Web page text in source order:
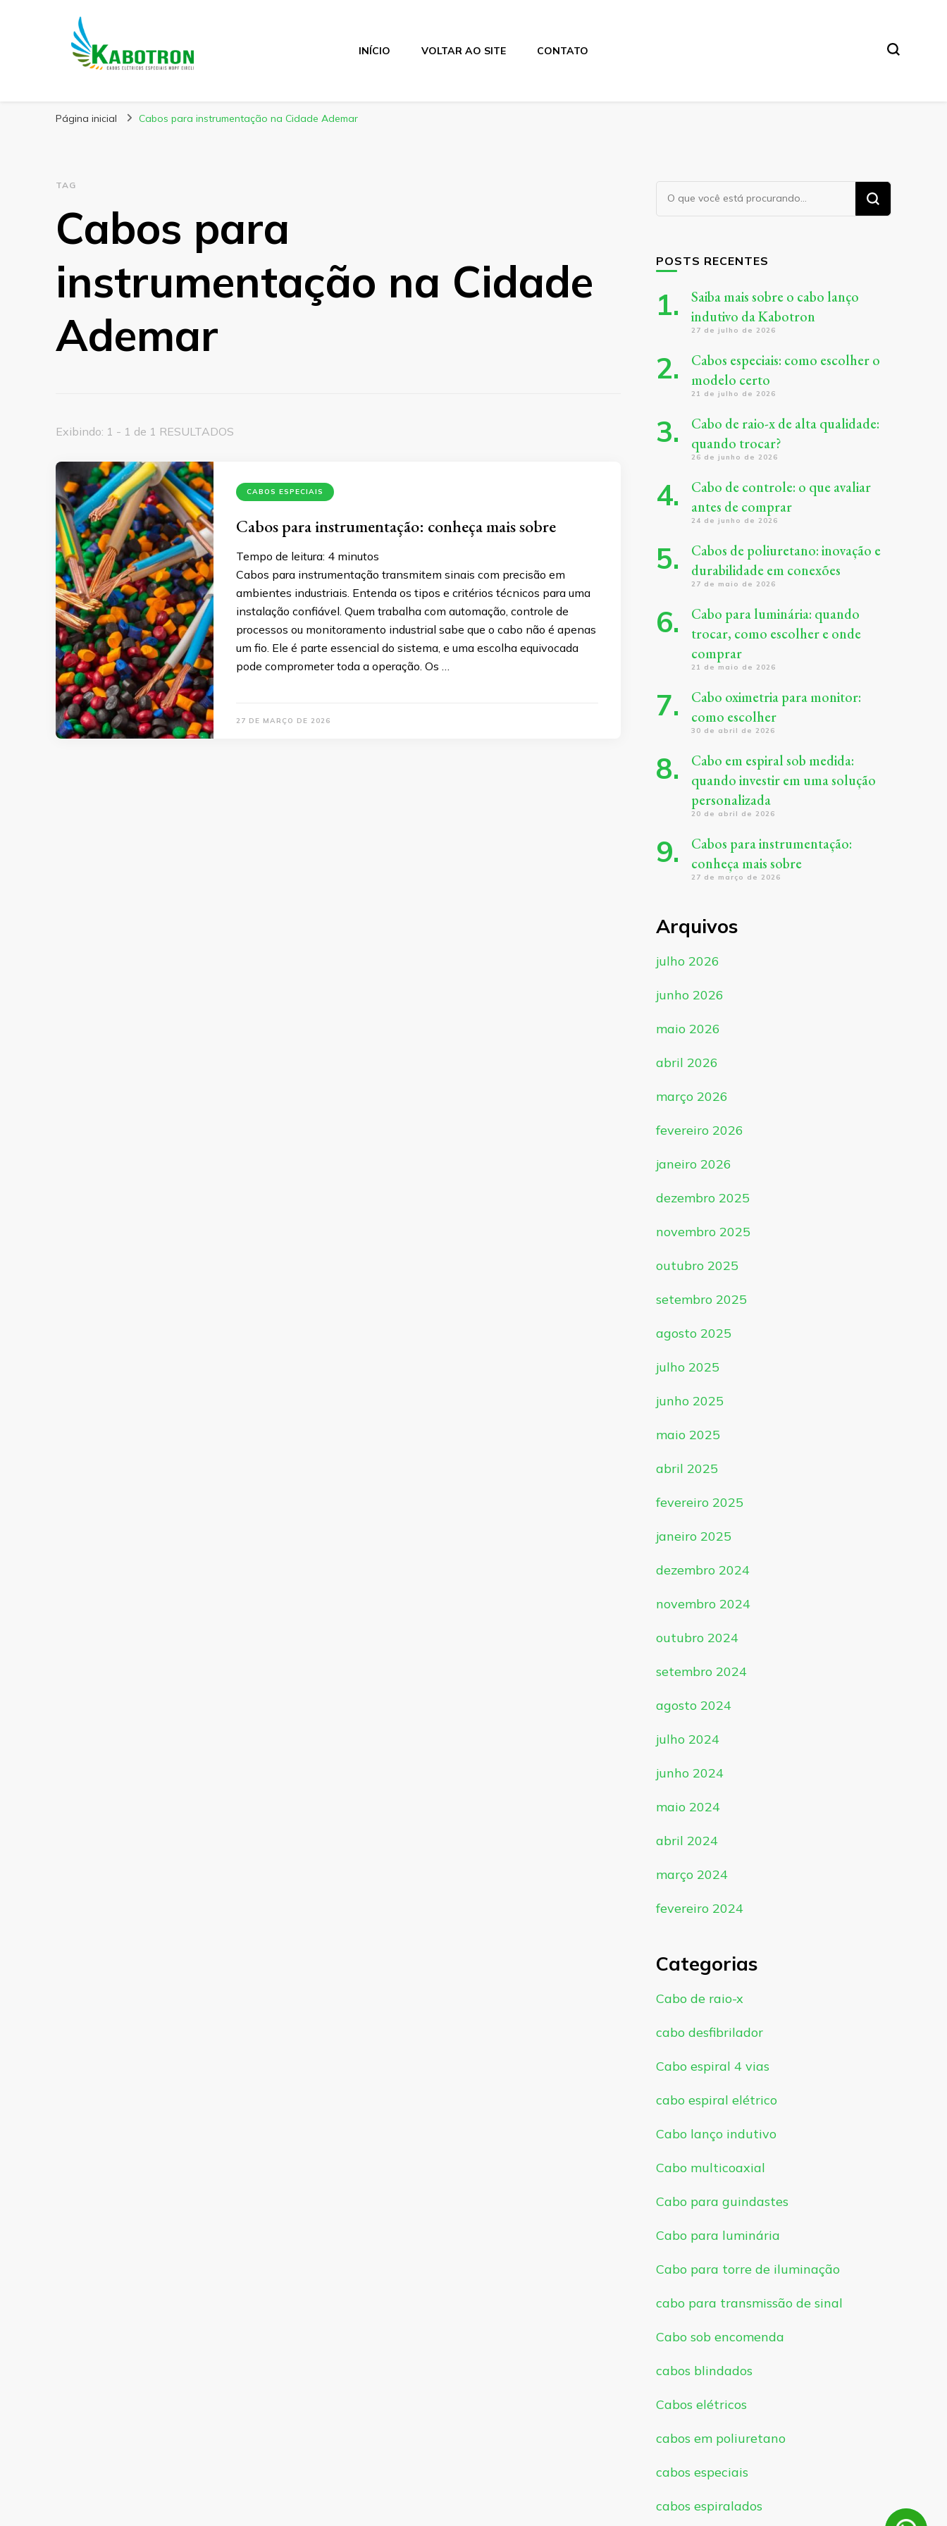
Kabotron
INÍCIO VOLTAR AO SITE CONTATO
Página inicial Cabos para instrumentação na Cidade Ademar
TAG
Cabos para
instrumentação na Cidade
Ademar
Exibindo: 1 - 1 de 1 RESULTADOS
CABOS ESPECIAIS
Cabos para instrumentação: conheça mais sobre
Tempo de leitura: 4 minutos
Cabos para instrumentação transmitem sinais com precisão em
ambientes industriais. Entenda os tipos e critérios técnicos para uma
instalação confiável. Quem trabalha com automação, controle de
processos ou monitoramento industrial sabe que o cabo não é apenas
um fio. Ele é parte essencial do sistema, e uma escolha equivocada
pode comprometer toda a operação. Os …
27 DE MARÇO DE 2026
Procurando
algo?
POSTS RECENTES
Saiba mais sobre o cabo lanço
indutivo da Kabotron
27 de julho de 2026
Cabos especiais: como escolher o
modelo certo
21 de julho de 2026
Cabo de raio-x de alta qualidade:
quando trocar?
26 de junho de 2026
Cabo de controle: o que avaliar
antes de comprar
24 de junho de 2026
Cabos de poliuretano: inovação e
durabilidade em conexões
27 de maio de 2026
Cabo para luminária: quando
trocar, como escolher e onde
comprar
21 de maio de 2026
Cabo oximetria para monitor:
como escolher
30 de abril de 2026
Cabo em espiral sob medida:
quando investir em uma solução
personalizada
20 de abril de 2026
Cabos para instrumentação:
conheça mais sobre
27 de março de 2026
Arquivos
julho 2026
junho 2026
maio 2026
abril 2026
março 2026
fevereiro 2026
janeiro 2026
dezembro 2025
novembro 2025
outubro 2025
setembro 2025
agosto 2025
julho 2025
junho 2025
maio 2025
abril 2025
fevereiro 2025
janeiro 2025
dezembro 2024
novembro 2024
outubro 2024
setembro 2024
agosto 2024
julho 2024
junho 2024
maio 2024
abril 2024
março 2024
fevereiro 2024
Categorias
Cabo de raio-x
cabo desfibrilador
Cabo espiral 4 vias
cabo espiral elétrico
Cabo lanço indutivo
Cabo multicoaxial
Cabo para guindastes
Cabo para luminária
Cabo para torre de iluminação
cabo para transmissão de sinal
Cabo sob encomenda
cabos blindados
Cabos elétricos
cabos em poliuretano
cabos especiais
cabos espiralados